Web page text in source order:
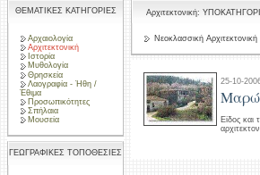
ΘΕΜΑΤΙΚΕΣ ΚΑΤΗΓΟΡΙΕΣ
Αρχαιολογία
Αρχιτεκτονική
Ιστορία
Μυθολογία
Θρησκεία
Λαογραφία - Ήθη /
Έθιμα
Προσωπικότητες
Σπήλαια
Μουσεία
ΓΕΩΓΡΑΦΙΚΕΣ ΤΟΠΟΘΕΣΙΕΣ
Αρχιτεκτονική:
Νεοκλασσική Αρχιτεκτονική
25-10-
Είδος και